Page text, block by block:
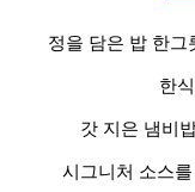
정을 담은 밥 한그
한
갓 지은 냄비
시그니처 소스